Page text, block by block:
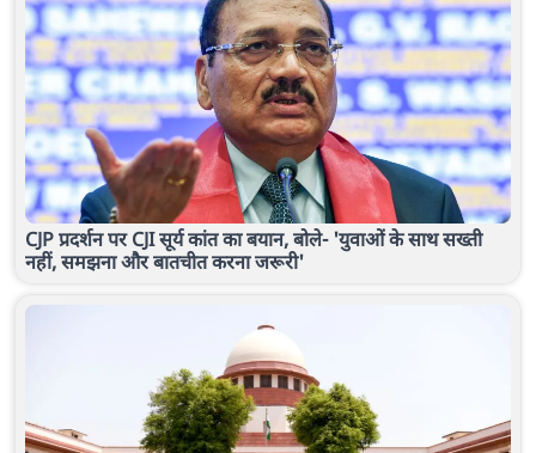
CJP प्रदर्शन पर CJI सूर्य कांत का बयान, बोले- 'युवाओं के साथ सख्ती
नहीं, समझना और बातचीत करना जरूरी'